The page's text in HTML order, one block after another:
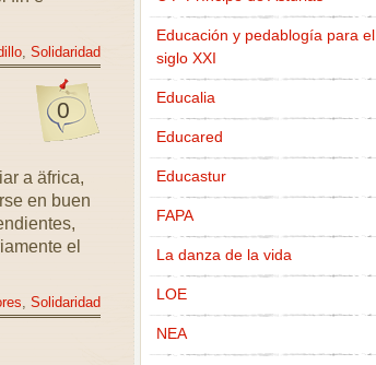
, Solidaridad
0
a äfrica,
en buen
el
, Solidaridad
Educación y pedablogía para el
siglo XXI
Educalia
Educared
Educastur
FAPA
La danza de la vida
LOE
NEA